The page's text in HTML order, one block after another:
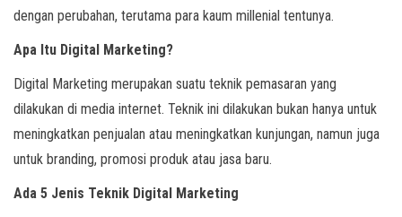
dengan perubahan, terutama para kaum millenial tentunya.
Apa Itu Digital Marketing?
Digital Marketing merupakan suatu teknik pemasaran yang
dilakukan di media internet. Teknik ini dilakukan bukan hanya untuk
meningkatkan penjualan atau meningkatkan kunjungan, namun juga
untuk branding, promosi produk atau jasa baru.
Ada 5 Jenis Teknik Digital Marketing